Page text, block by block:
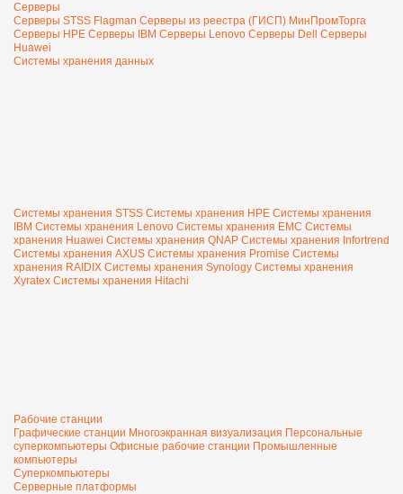
Серверы
Серверы STSS Flagman Серверы из реестра (ГИСП) МинПромТорга
Серверы HPE Серверы IBM Серверы Lenovo Серверы Dell Серверы
Huawei
Системы хранения данных
Системы хранения STSS Системы хранения HPE Системы хранения
IBM Системы хранения Lenovo Системы хранения EMC Системы
хранения Huawei Системы хранения QNAP Системы хранения Infortrend
Системы хранения AXUS Системы хранения Promise Системы
хранения RAIDIX Системы хранения Synology Системы хранения
Xyratex Системы хранения Hitachi
Рабочие станции
Графические станции Многоэкранная визуализация Персональные
суперкомпьютеры Офисные рабочие станции Промышленные
компьютеры
Суперкомпьютеры
Серверные платформы